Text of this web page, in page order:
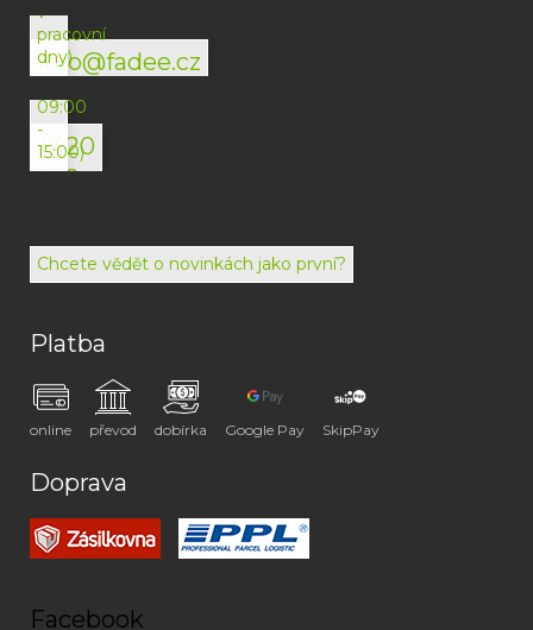
info@fadee.cz
v
pracovní
dny)
+420
792
072
(Po-
09:00
-
15:00)
Chcete vědět o novinkách jako první?
Platba
online převod dobírka Google Pay SkipPay
Doprava
Facebook